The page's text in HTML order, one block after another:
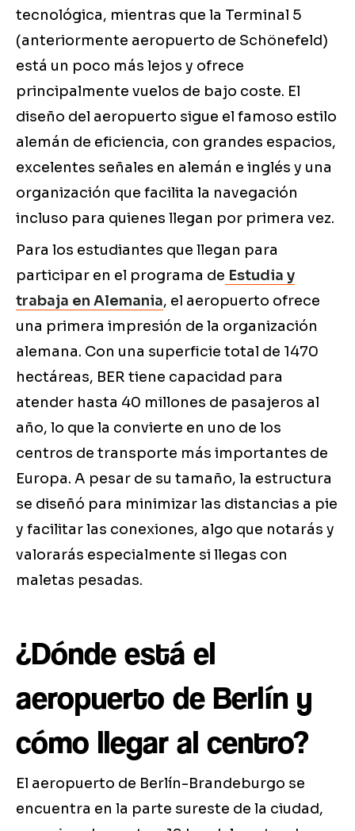
tecnológica, mientras que la Terminal 5
(anteriormente aeropuerto de Schönefeld)
está un poco más lejos y ofrece
principalmente vuelos de bajo coste. El
diseño del aeropuerto sigue el famoso estilo
alemán de eficiencia, con grandes espacios,
excelentes señales en alemán e inglés y una
organización que facilita la navegación
incluso para quienes llegan por primera vez.
Para los estudiantes que llegan para
participar en el programa de Estudia y
trabaja en Alemania, el aeropuerto ofrece
una primera impresión de la organización
alemana. Con una superficie total de 1470
hectáreas, BER tiene capacidad para
atender hasta 40 millones de pasajeros al
año, lo que la convierte en uno de los
centros de transporte más importantes de
Europa. A pesar de su tamaño, la estructura
se diseñó para minimizar las distancias a pie
y facilitar las conexiones, algo que notarás y
valorarás especialmente si llegas con
maletas pesadas.
¿Dónde está el
aeropuerto de Berlín y
cómo llegar al centro?
El aeropuerto de Berlín-Brandeburgo se
encuentra en la parte sureste de la ciudad,